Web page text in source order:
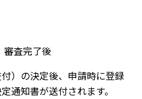
審査完了後
）の決定後、申請時に登録
通知書が送付されます。